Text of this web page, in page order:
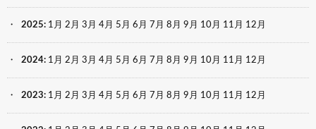
2025: 1月 2月 3月 4月 5月 6月 7月 8月 9月 10月 11月 12月
2024: 1月 2月 3月 4月 5月 6月 7月 8月 9月 10月 11月 12月
2023: 1月 2月 3月 4月 5月 6月 7月 8月 9月 10月 11月 12月